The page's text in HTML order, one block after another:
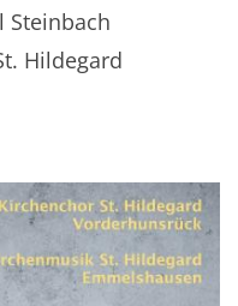
Steinbach
Hildegard